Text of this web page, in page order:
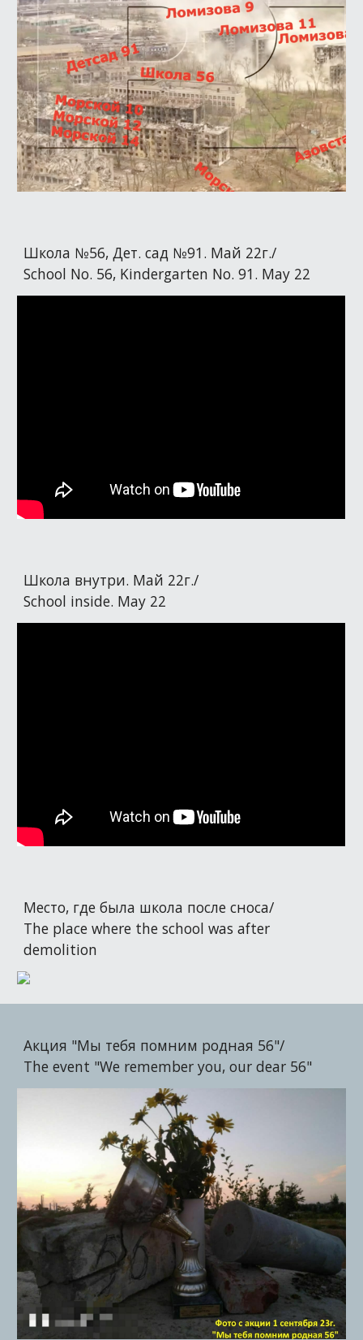
Школа №56, Дет. сад №91. Май 22г./
School No. 56, Kindergarten No. 91. May 22
Школа внутри. Май 22г./
School inside. May 22
Место, где была школа после сноса/
The place where the school was after
demolition
Акция "Мы тебя помним родная 56"/
The event "We remember you, our dear 56"